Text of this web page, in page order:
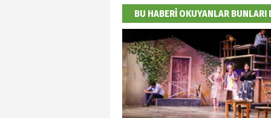
BU HABERİ OKUYANLAR BUNLARI